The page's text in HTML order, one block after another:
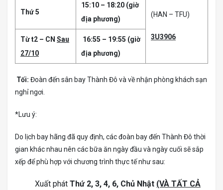
(HAN – TFU)
3U3906
Thứ 5
15:10 – 18:20 (giờ
địa phương)
Từ t2 – CN Sau
27/10
16:55 – 19:55 (giờ
địa phương)
Tối: Đoàn đến sân bay Thành Đô và về nhận phòng khách sạn
nghỉ ngơi.
*Lưu ý:
Do lịch bay hãng đã quy định, các đoàn bay đến Thành Đô thời
gian khác nhau nên các bữa ăn ngày đầu và ngày cuối sẽ sắp
xếp để phù hợp với chương trình thực tế như sau:
Xuất phát Thứ 2, 3, 4, 6, Chủ Nhật (VÀ TẤT CẢ